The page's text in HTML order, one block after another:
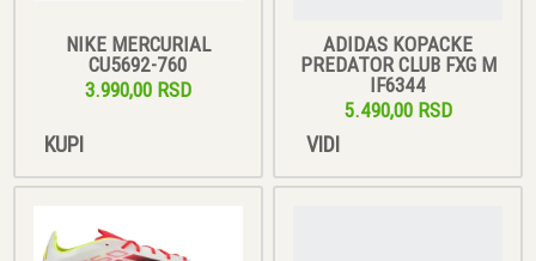
NIKE MERCURIAL
CU5692-760
3.990,00 RSD
KUPI
ADIDAS KOPACKE
PREDATOR CLUB FXG M
IF6344
5.490,00 RSD
VIDI